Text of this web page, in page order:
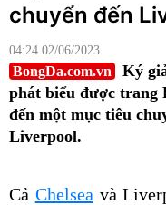
chuyển đến
04:24 02/06/2023
BongDa.com.vn
Ký
phát biểu được trang
đến một mục tiêu
Liverpool.
Cả Chelsea và